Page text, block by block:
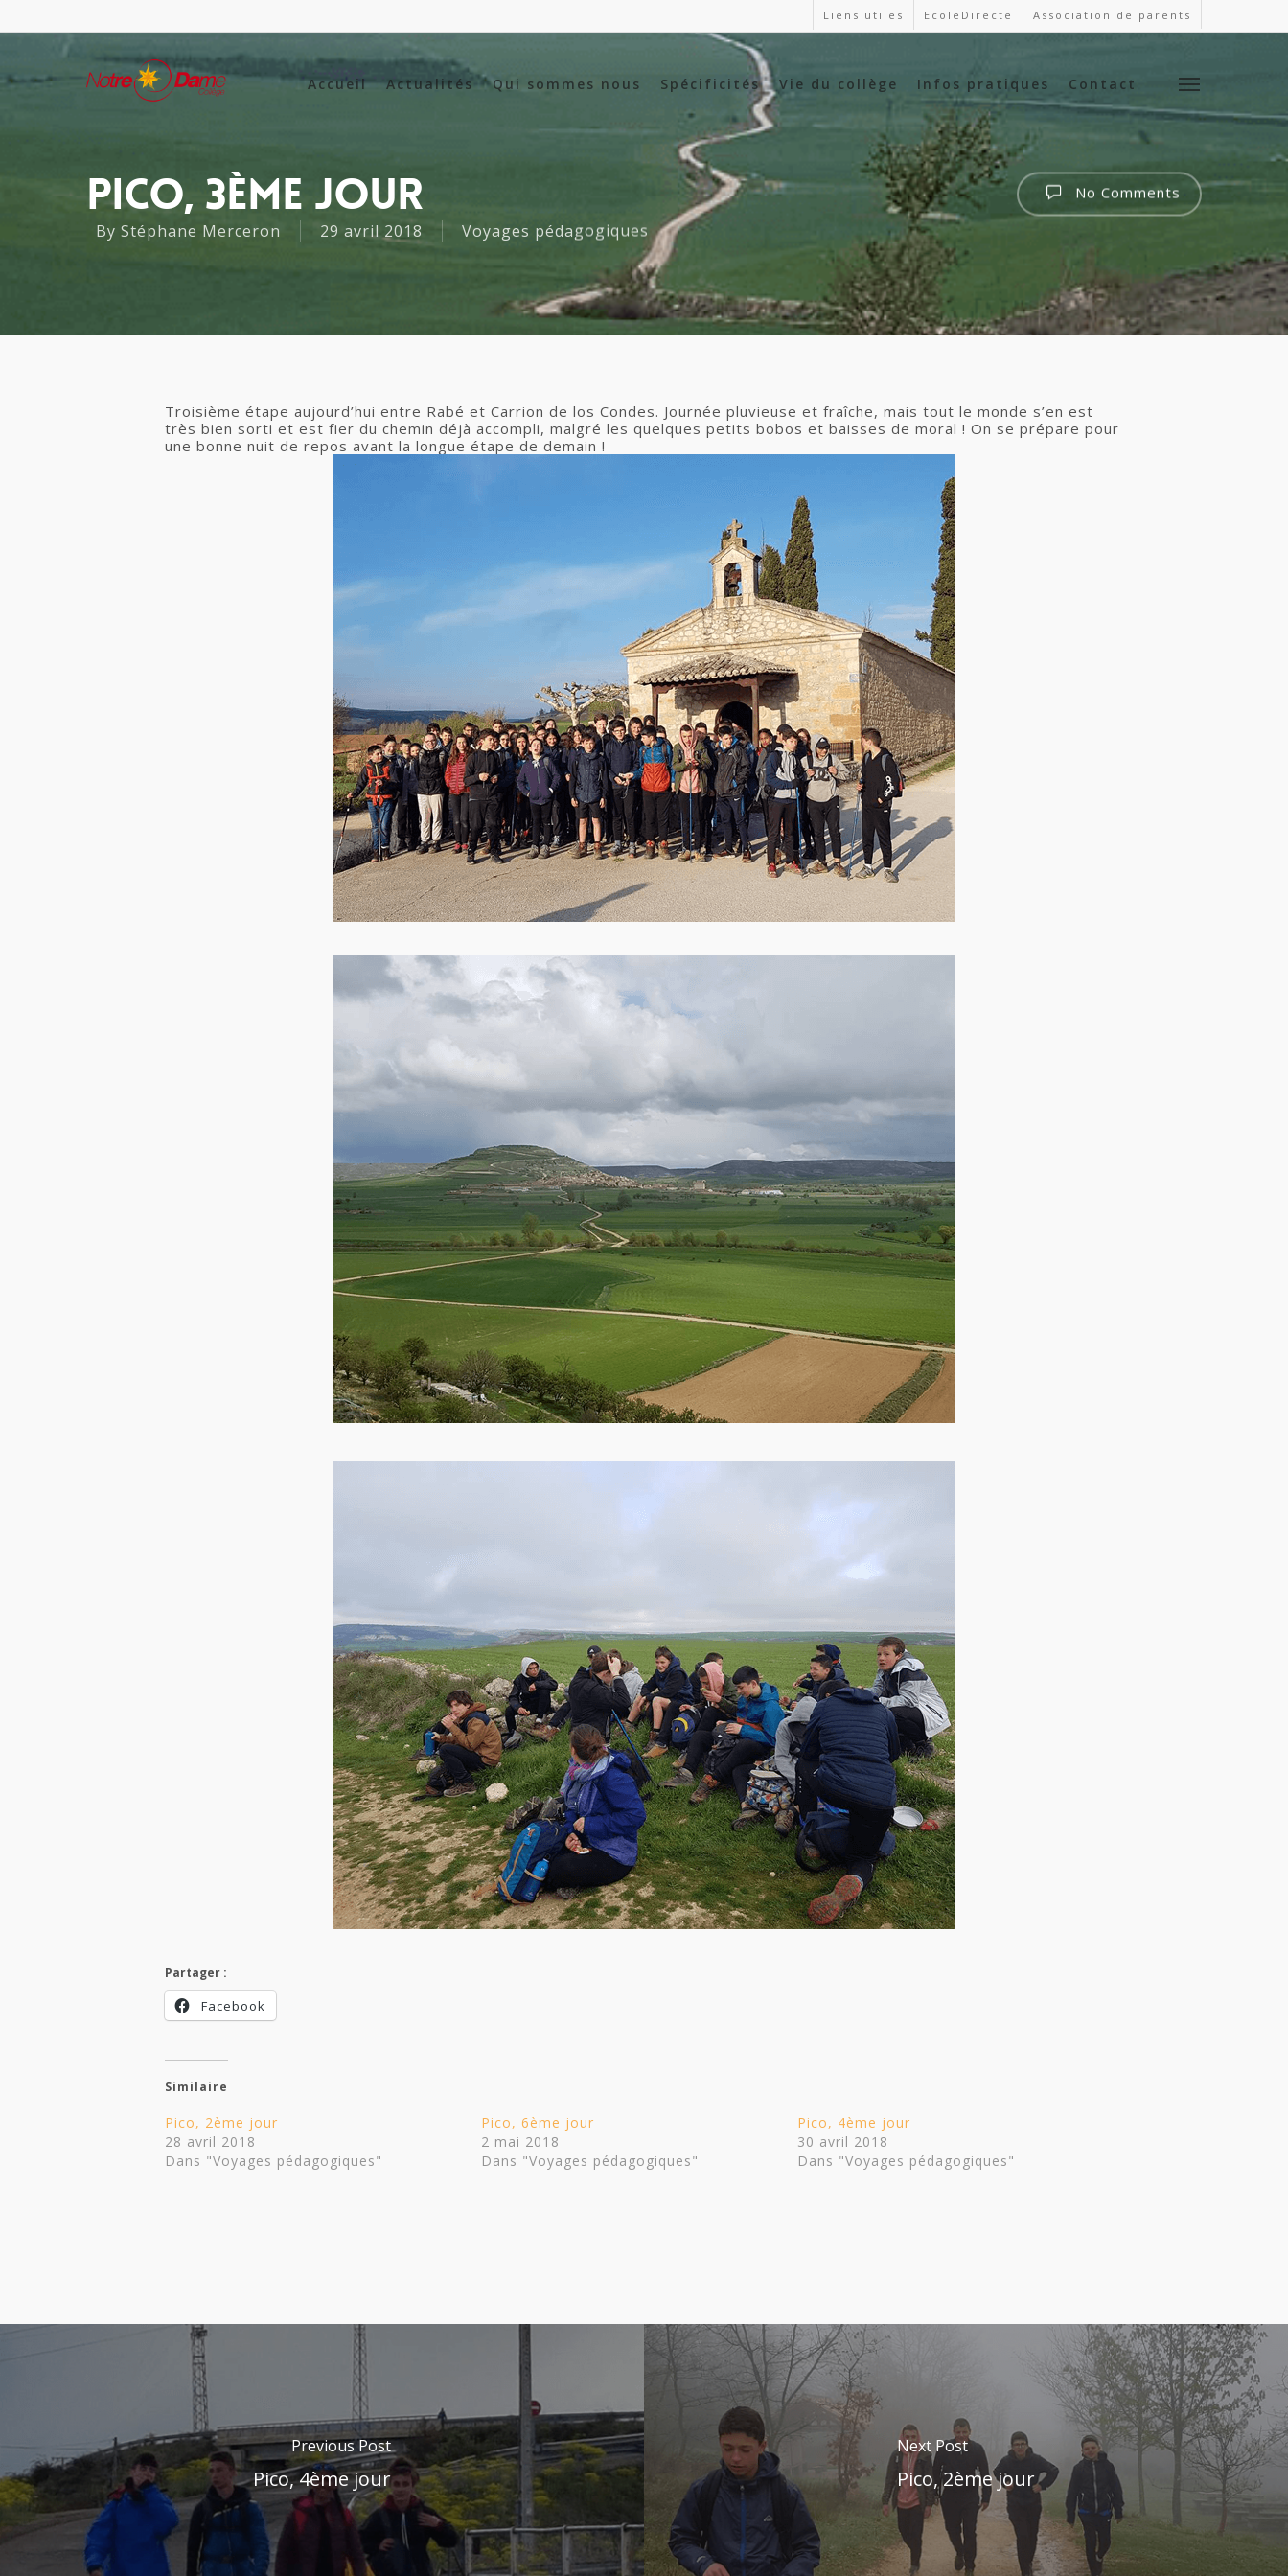
Liens utiles EcoleDirecte Association de parents
Accueil Actualités Qui sommes nous Spécificités Vie du collège Infos pratiques Contact
Pico, 3ème Jour
By Stéphane Merceron 29 avril 2018 Voyages pédagogiques
No Comments
Troisième étape aujourd’hui entre Rabé et Carrion de los Condes. Journée pluvieuse et fraîche, mais tout le monde s’en est
très bien sorti et est fier du chemin déjà accompli, malgré les quelques petits bobos et baisses de moral ! On se prépare pour
une bonne nuit de repos avant la longue étape de demain !
Partager :
Facebook
Similaire
Pico, 2ème jour
28 avril 2018
Dans "Voyages pédagogiques"
Pico, 6ème jour
2 mai 2018
Dans "Voyages pédagogiques"
Pico, 4ème jour
30 avril 2018
Dans "Voyages pédagogiques"
Previous Post
Pico, 4ème jour
Next Post
Pico, 2ème jour